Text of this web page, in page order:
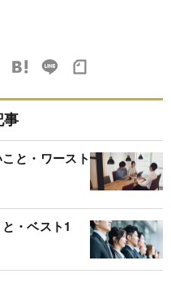
事
と・ワースト
・ベスト1